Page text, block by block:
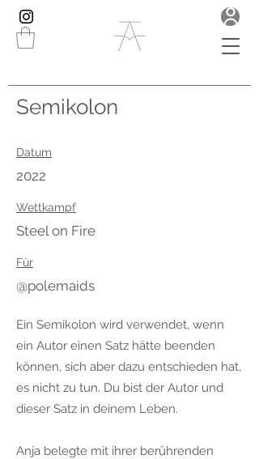
Semikolon
Datum
2022
Wettkampf
Steel on Fire
Für
@polemaids
Ein Semikolon wird verwendet, wenn
ein Autor einen Satz hätte beenden
können, sich aber dazu entschieden hat,
es nicht zu tun. Du bist der Autor und
dieser Satz in deinem Leben.
Anja belegte mit ihrer berührenden